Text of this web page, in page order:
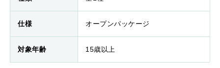
仕様 オープンパッケージ
対象年齢 15歳以上